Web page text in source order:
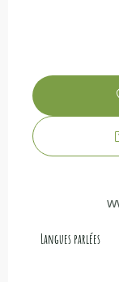
Langues parlées
Langues parlées